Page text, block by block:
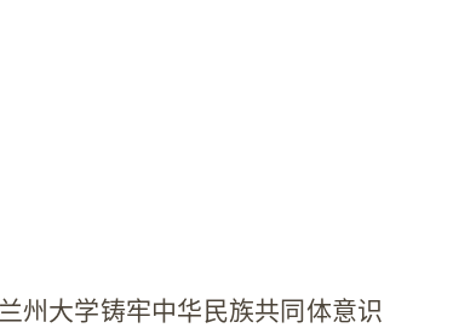
州大学铸牢中华民族共同体意识